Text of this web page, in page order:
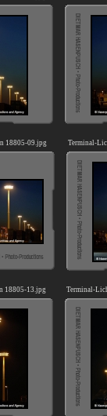
18805-09.jpg Terminal-
18805-13.jpg Terminal-